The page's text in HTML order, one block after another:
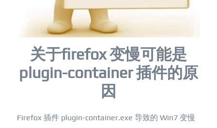
关于firefox 变慢可能是
plugin-container 插件的原
因
Firefox 插件 plugin-container.exe 导致的 Win7 变慢